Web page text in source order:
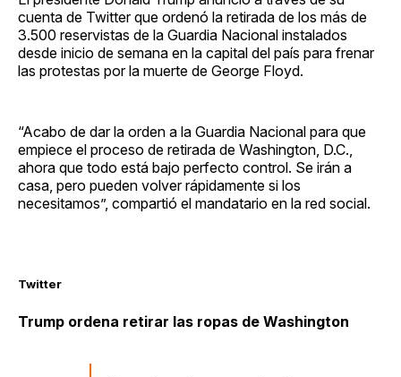
cuenta de Twitter que ordenó la retirada de los más de
3.500 reservistas de la Guardia Nacional instalados
desde inicio de semana en la capital del país para frenar
las protestas por la muerte de George Floyd.
“Acabo de dar la orden a la Guardia Nacional para que
empiece el proceso de retirada de Washington, D.C.,
ahora que todo está bajo perfecto control. Se irán a
casa, pero pueden volver rápidamente si los
necesitamos”, compartió el mandatario en la red social.
Twitter
Trump ordena retirar las ropas de Washington